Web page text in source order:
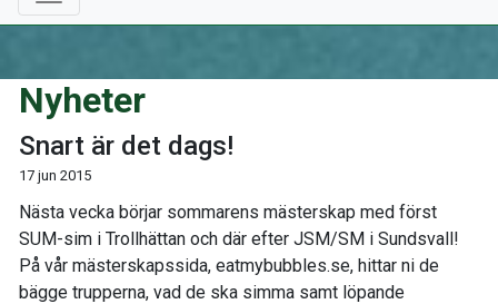
Nyheter
Snart är det dags!
17 jun 2015
Nästa vecka börjar sommarens mästerskap med först
SUM-sim i Trollhättan och där efter JSM/SM i Sundsvall!
På vår mästerskapssida, eatmybubbles.se, hittar ni de
bägge trupperna, vad de ska simma samt löpande